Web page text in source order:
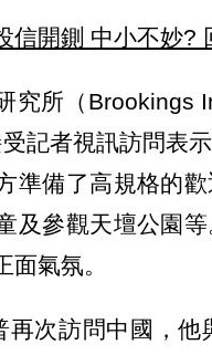
開鍘 中小不妙?
究所（Brookings
受記者視訊訪問表
準備了高規格的
及參觀天壇公園
氣氛。
再次訪問中國，